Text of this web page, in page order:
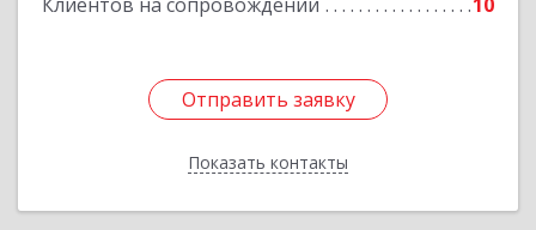
Отправить заявку
Показать контакты
Отправить заявку
Назад